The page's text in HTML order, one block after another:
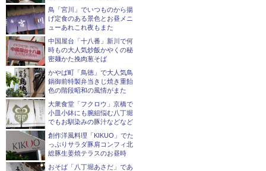
鳥「宮川」でいつものから揚
げ定食のある景色とお昼メニ
ューあれこれ夜もまた
中国屋台「十八番」新川で何
時もの大人気炒飯かやくの秘
密麺かた挽肉葱そば
かやば町「鳥徳」で大人気鳥
鍋御前特製弁当きじ焼き重飴
色の階段昭和の風情がまた
大衆食堂「フクロウ」京橋で
小皿小鉢にも腕組悩む八丁堀
でもお馴染みの豚汁などなど
創作洋風料理「KIKUO」でた
っぷりサラダ豚肩コンフィ北
総豚生姜焼テラスのお昼時
おそば「八丁堀あさだ」であ